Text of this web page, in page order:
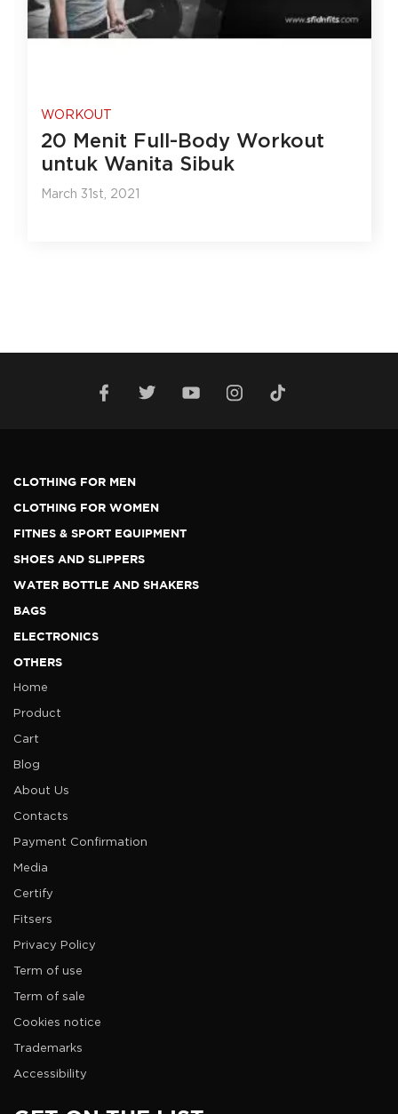
WORKOUT
20 Menit Full-Body Workout
untuk Wanita Sibuk
March 31st, 2021
CLOTHING FOR MEN
CLOTHING FOR WOMEN
FITNES & SPORT EQUIPMENT
SHOES AND SLIPPERS
WATER BOTTLE AND SHAKERS
BAGS
ELECTRONICS
OTHERS
Home
Product
Cart
Blog
About Us
Contacts
Payment Confirmation
Media
Certify
Fitsers
Privacy Policy
Term of use
Term of sale
Cookies notice
Trademarks
Accessibility